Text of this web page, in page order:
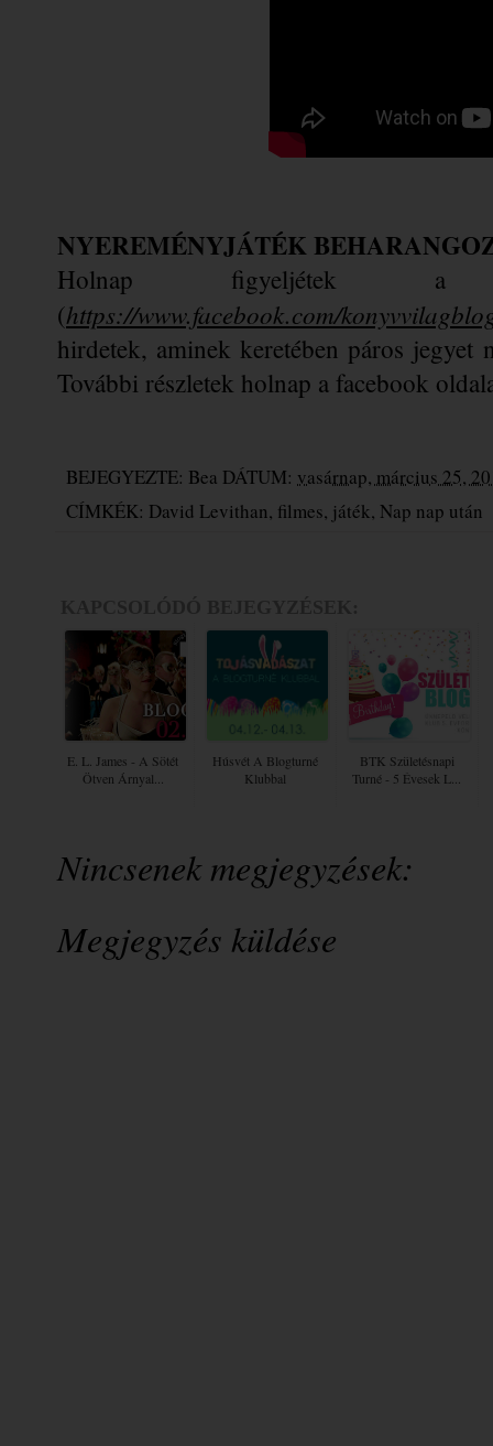
NYEREMÉNYJÁTÉK
Holnap figyeljétek a
(https://www.facebook.com/
hirdetek, aminek keretében páros jegyet
További részletek holnap a facebook
BEJEGYEZTE: Bea DÁTUM: vasárnap, március 25,
CÍMKÉK: David Levithan, filmes, játék, Nap nap után
E. L. James - A ​sötét
Ötven Árnyal...
Húsvét A Blogturné
Klubbal
BTK Születésnapi
Turné - 5 Évesek L...
Nincsenek megjegyzések:
Megjegyzés küldése